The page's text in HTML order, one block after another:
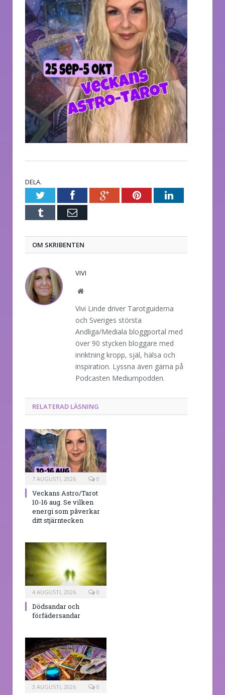
DELA.
TwitterFacebookGoogle+PinterestLinkedIn
Tumblr E-
OM SKRIBENTEN
VIVI
Website
Vivi Linde driver Tarotguiderna
och Sveriges största
Andliga/Mediala bloggportal med
över 90 stycken bloggare med
inriktning kropp, själ, hälsa och
inspiration. Lyssna även gärna på
Podcasten Mediumpodden.
RELATERAD LÄSNING
7 AUGUSTI, 2026 0
Veckans Astro/Tarot
10-16 aug. Se vilken
energi som påverkar
ditt stjärntecken
4 AUGUSTI, 2026 0
Dödsandar och
förfädersandar
3 AUGUSTI, 2026 0